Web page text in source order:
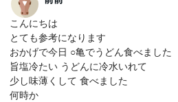
こんにちは
とても参考になります
おかげで今日 ○亀でうどん食べました
旨塩冷たい うどんに冷水いれて
少し味薄くして 食べました
何時か